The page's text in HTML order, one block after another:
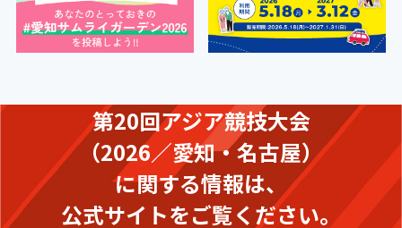
第20回アジア競技大会
（2026／愛知・名古屋）
に関する情報は、
公式サイトをご覧ください。